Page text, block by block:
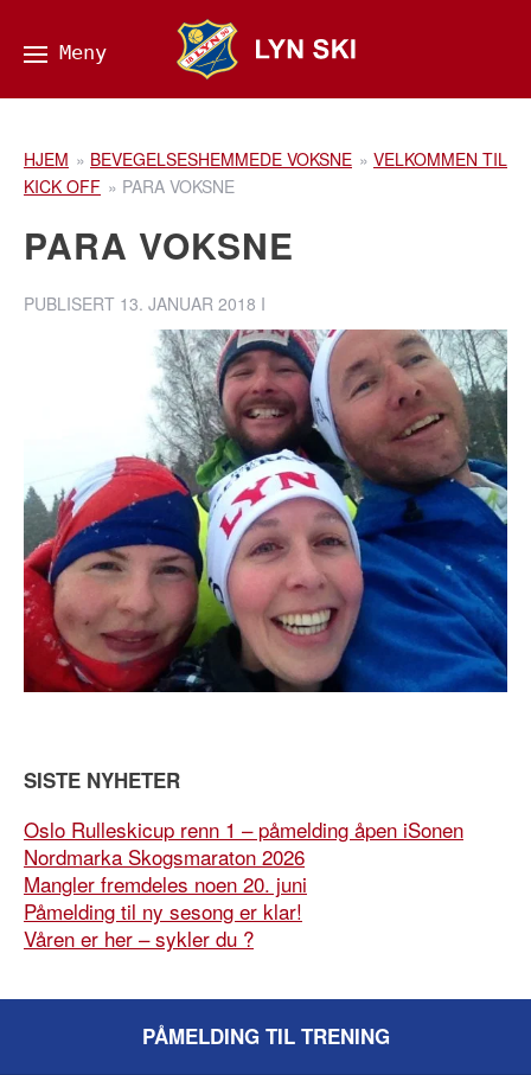
HJEM » BEVEGELSESHEMMEDE VOKSNE » VELKOMMEN TIL
KICK OFF » PARA VOKSNE
PARA VOKSNE
PUBLISERT 13. JANUAR 2018 I
SISTE NYHETER
Oslo Rulleskicup renn 1 – påmelding åpen iSonen
Nordmarka Skogsmaraton 2026
Mangler fremdeles noen 20. juni
Påmelding til ny sesong er klar!
Våren er her – sykler du ?
PÅMELDING TIL TRENING